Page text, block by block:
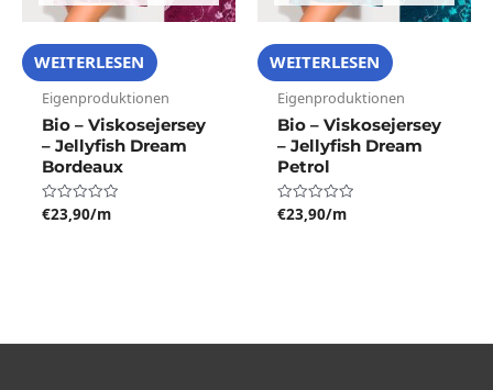
WEITERLESEN
Eigenproduktionen
Bio – Viskosejersey
– Jellyfish Dream
Bordeaux
Bewertet
€23,90/m
WEITERLESEN
Eigenproduktionen
Bio – Viskosejersey
– Jellyfish Dream
Petrol
Bewertet
€23,90/m